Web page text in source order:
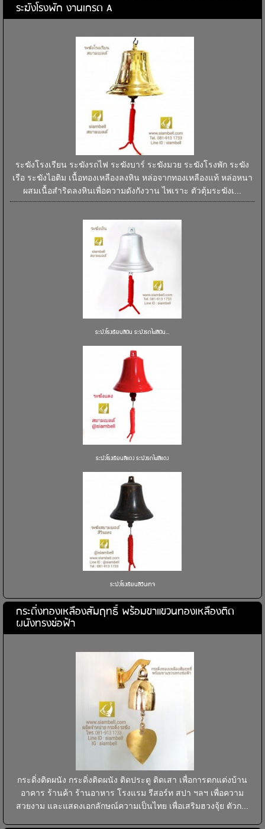
ระฆังโรงพัก งานเกรด A
ระฆังโรงเรียน ระฆังรถไฟ ระฆังบาร์ ระฆังมวย ระฆังโรงพัก ระฆัง
เรือ ระฆังไอติม เนื้อทองเหลืองลงหิน หล่อจากทองเหลืองแท้ หล่อหนา
ผสมเนื้อสำริดลงหินเพื่อความดังกังวาน ไพเราะ ตัวตุ้มระฆังเ...
ระฆังโรงเรียนสีเงิน ระฆังรถไฟสีเงิน...
ระฆังโรงเรียนสีแดง ระฆังรถไฟสีแดง
ระฆังโรงเรียนสีวินเทจ
กระดิ่งทองเหลืองสัมฤทธิ์ พร้อมขาแขวนทองเหลืองติด
ผนังทรงช่อฟ้า
กระดิ่งติดผนัง กระดิ่งติดผนัง ติดประตู ติดเสา เพื่อการตกแต่งบ้าน
อาคาร ร้านค้า ร้านอาหาร โรงแรม รีสอร์ท สปา ฯลฯ เพื่อความ
สวยงาม และแสดงเอกลักษณ์ความเป็นไทย เพื่อเสริมฮวงจุ้ย ตัวก...